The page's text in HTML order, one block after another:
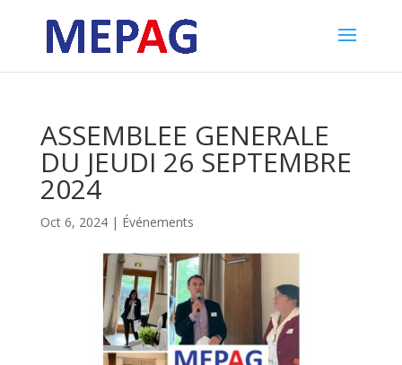
ASSEMBLEE GENERALE
DU JEUDI 26 SEPTEMBRE
2024
Oct 6, 2024| Événements